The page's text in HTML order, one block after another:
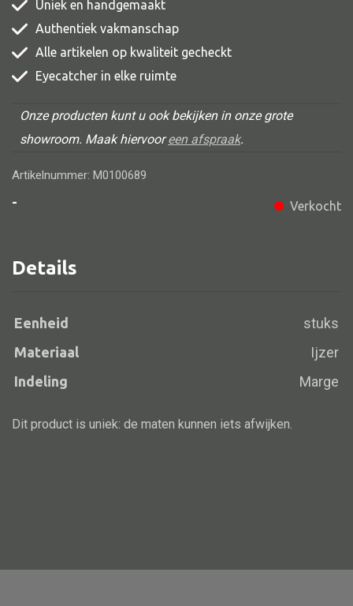
Comode
Eetkamer stoel
Barstoel
Stoel overig
Alle banken
Bank gestoffeerd
Bank IJzer
Uniek en handgemaakt
Authentiek vakmanschap
Alle artikelen op kwaliteit gecheckt
Eyecatcher in elke ruimte
Onze producten kunt u ook bekijken in onze grote
showroom. Maak hiervooreen afspraak.
Artikelnummer: M0100689
-
Verkocht
Details
Eenheid stuks
Materiaal Ijzer
Indeling Marge
Dit product is uniek: de maten kunnen iets afwijken.